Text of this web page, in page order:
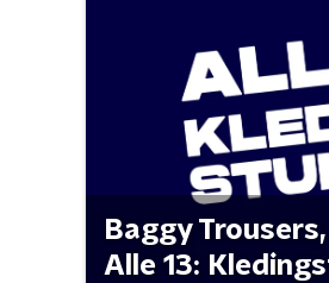
Baggy
Alle 13: